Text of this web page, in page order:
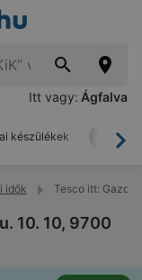
Itt vagy: Ágfalva
készülékek
idők Tesco itt:
10. 10, 9700